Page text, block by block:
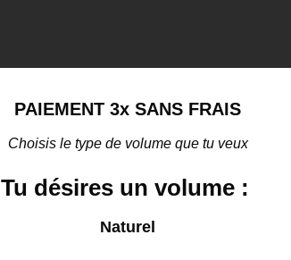
PAIEMENT 3x SANS FRAIS
Choisis le type de volume que tu veux
Tu désires un volume :
Naturel